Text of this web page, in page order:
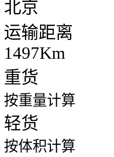
北京
运输距离
1497Km
重货
按重量计算
轻货
按体积计算